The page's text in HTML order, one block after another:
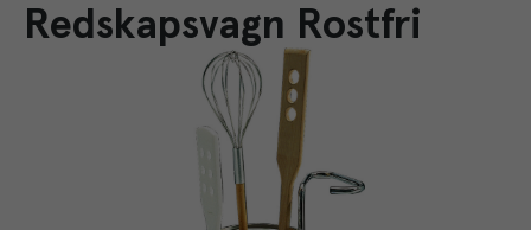
Redskapsvagn Rostfri